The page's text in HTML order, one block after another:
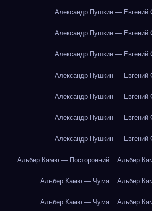
Александр Пушкин — Евгений
Александр Пушкин — Евгений
Александр Пушкин — Евгений
Александр Пушкин — Евгений
Александр Пушкин — Евгений
Александр Пушкин — Евгений
Александр Пушкин — Евгений
Альбер Камю — Посторонний Альбер
Альбер Камю — Чума Альбер
Альбер Камю — Чума Альбер